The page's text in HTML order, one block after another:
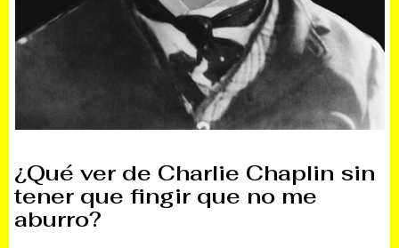
¿Qué ver de Charlie Chaplin sin
tener que fingir que no me
aburro?